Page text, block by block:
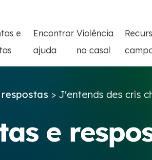
e
Encontrar
ajuda
Violência
no casal
> J'entends des cris
e